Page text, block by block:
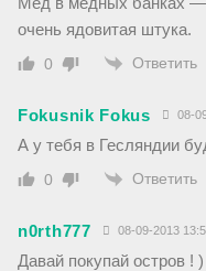
очень ядовитая штука.
0 Ответить
Fokusnik Fokus 08-
А у тебя в Гесляндии
0 Ответить
n0rth777 08-09-2013
Давай покупай остров ! )